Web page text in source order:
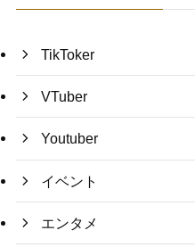
TikToker
VTuber
Youtuber
イベント
エンタメ